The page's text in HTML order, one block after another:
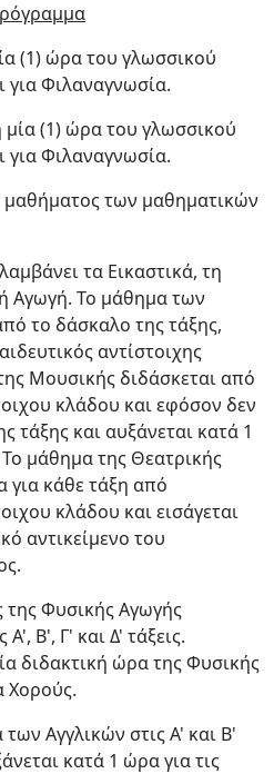
(1) ώρα του γλωσσικού
για Φιλαναγνωσία.
μία (1) ώρα του γλωσσικού
για Φιλαναγνωσία.
των μαθηματικών
τα Εικαστικά, τη
Αγωγή. Το μάθημα των
το δάσκαλο της τάξης,
αντίστοιχης
Μουσικής διδάσκεται από
κλάδου και εφόσον δεν
τάξης και αυξάνεται κατά 1
μάθημα της Θεατρικής
για κάθε τάξη από
κλάδου και εισάγεται
αντικείμενο του
της Φυσικής Αγωγής
Α', Β', Γ' και Δ' τάξεις.
διδακτική ώρα της Φυσικής
Χορούς.
Αγγλικών στις Α' και Β'
κατά 1 ώρα για τις